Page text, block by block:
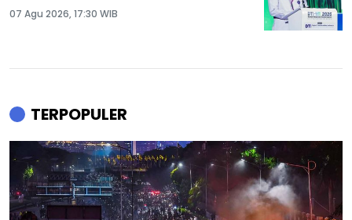
07 Agu 2026, 17:30 WIB
TERPOPULER